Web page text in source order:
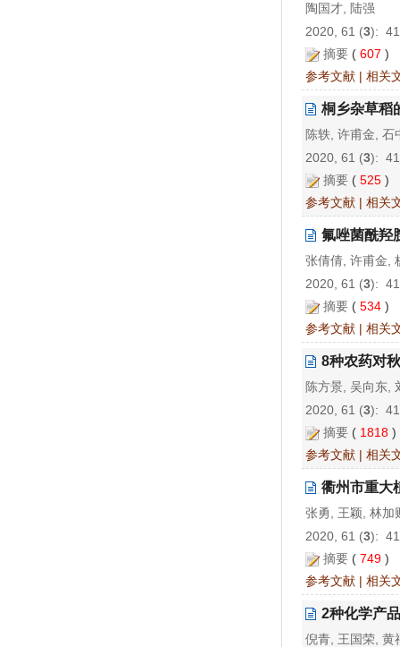
陶国才, 陆强
2020, 61 (3):
摘要 ( 607 )
参考文献 | 相关
桐乡杂草稻
陈轶, 许甫金, 石
2020, 61 (3):
摘要 ( 525 )
参考文献 | 相关
氟唑菌酰羟
张倩倩, 许甫金,
2020, 61 (3):
摘要 ( 534 )
参考文献 | 相关
8种农药对
陈方景, 吴向东,
2020, 61 (3):
摘要 ( 1818
参考文献 | 相关
衢州市重大
张勇, 王颖, 林加
2020, 61 (3):
摘要 ( 749 )
参考文献 | 相关
2种化学产
倪青, 王国荣, 黄